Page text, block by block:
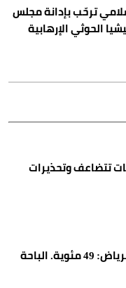
ترحّب بإدانة مجلس
الحوثي الإرهابية
تتضاعف وتحذيرات
مكة: رياح في 4 محافظات. الرياض: 49 مئوية. الباحة